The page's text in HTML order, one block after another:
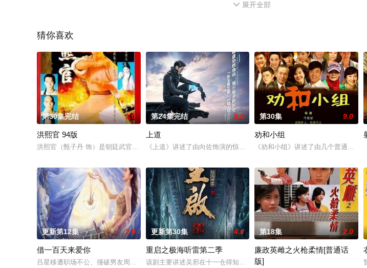
郭馨钰,张怀公,等演员精彩演绎的大陆电视剧，大结局剧情已揭晓（第30集完结），手机免费观看高清无
 展开全部
猜你喜欢
第30集完结 1.0
洪熙官 94版
洪熙官（甄子丹 饰）是朝廷武官洪亭南（潘志文 饰）的儿子，对武术十分痴迷。洪亭南表面为朝廷效忠，但其
第24集完结 9.0
上道
《上道》讲述了由向佐饰演的惊蛰被神秘组织改造成人形兵器X-50，在不
第30集 9.0
劝和小组
《劝和小组》讲述了由几个普通居民
更新第12集 2.0
借一百天来爱你
吕星移遭职场不公、撞破男友周宇凡出轨后返乡，创业推广赞皇非选与文旅时，遇古装男子陆笙，因“百日花”印
更新第30集 4.0
重启之极海听雷第二季
该剧主要讲述吴邪在十一仓得知三叔在死当区发现听雷这件事后，再次出
第18集 2.0
廉政英雌之火枪柔情[普通话
版]